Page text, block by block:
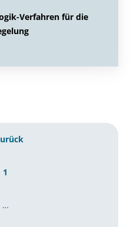
Verfahren für die
1
…